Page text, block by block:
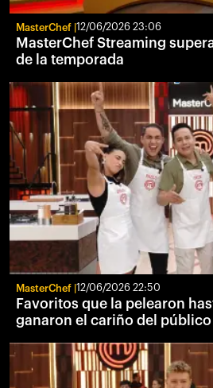
MasterChef 12/06/2026 23:06
MasterChef Streaming
de la temporada
MasterChef 12/06/2026 22:50
Favoritos que la pelearon
ganaron el cariño del público